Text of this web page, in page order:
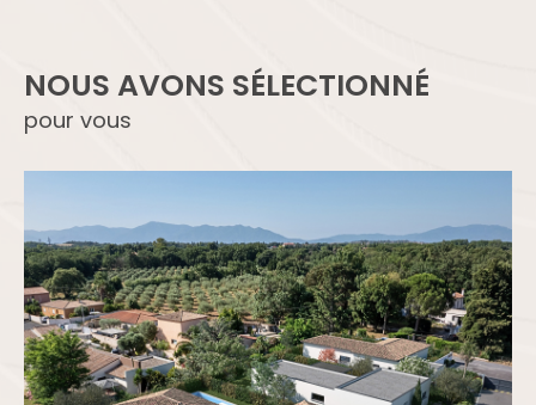
NOUS AVONS SÉLECTIONNÉ
pour vous